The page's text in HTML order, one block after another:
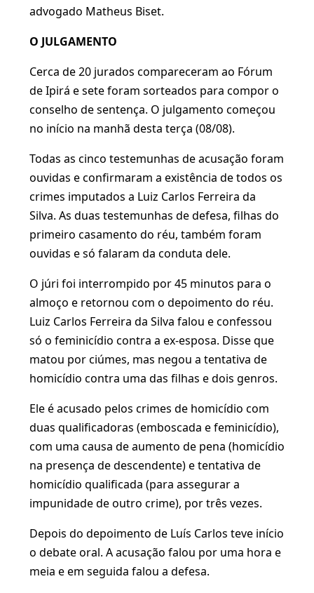
advogado Matheus Biset.
O JULGAMENTO
Cerca de 20 jurados compareceram ao Fórum
de Ipirá e sete foram sorteados para compor o
conselho de sentença. O julgamento começou
no início na manhã desta terça (08/08).
Todas as cinco testemunhas de acusação foram
ouvidas e confirmaram a existência de todos os
crimes imputados a Luiz Carlos Ferreira da
Silva. As duas testemunhas de defesa, filhas do
primeiro casamento do réu, também foram
ouvidas e só falaram da conduta dele.
O júri foi interrompido por 45 minutos para o
almoço e retornou com o depoimento do réu.
Luiz Carlos Ferreira da Silva falou e confessou
só o feminicídio contra a ex-esposa. Disse que
matou por ciúmes, mas negou a tentativa de
homicídio contra uma das filhas e dois genros.
Ele é acusado pelos crimes de homicídio com
duas qualificadoras (emboscada e feminicídio),
com uma causa de aumento de pena (homicídio
na presença de descendente) e tentativa de
homicídio qualificada (para assegurar a
impunidade de outro crime), por três vezes.
Depois do depoimento de Luís Carlos teve início
o debate oral. A acusação falou por uma hora e
meia e em seguida falou a defesa.